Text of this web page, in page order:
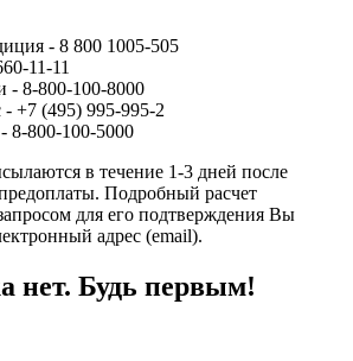
- 8 800 1005-505
11-11
- 8-800-100-8000
+7 (495) 995-995-2
8-800-100-5000
в течение 1-3 дней после
Подробный расчет
для его подтверждения Вы
адрес (email).
нет. Будь первым!